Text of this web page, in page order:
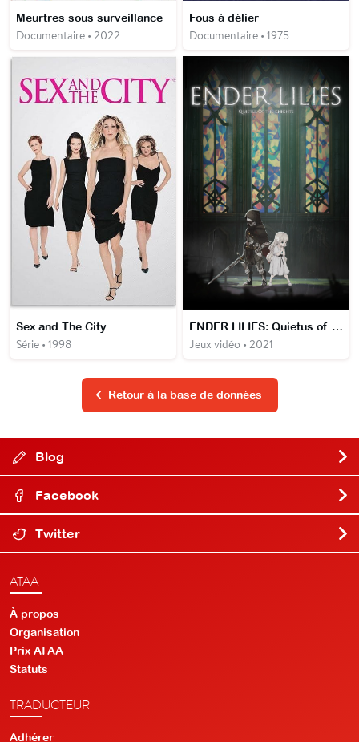
Meurtres sous surveillance
Documentaire • 2022
Fous à délier
Documentaire • 1975
Sex and The City
Série • 1998
ENDER LILIES: Quietus of the Knights
Jeux vidéo • 2021
Retour à la base de données
Blog
Facebook
Twitter
ATAA
À propos
Organisation
Prix ATAA
Statuts
TRADUCTEUR
Adhérer